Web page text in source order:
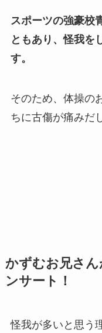
スポーツの強豪校
ともあり、怪我を
す。
そのため、体操の
ちに古傷が痛みだ
かずむお兄さ
ンサート！
怪我が多いと思う